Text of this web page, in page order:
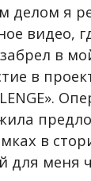
делом я
видео,
в
в
в
для меня